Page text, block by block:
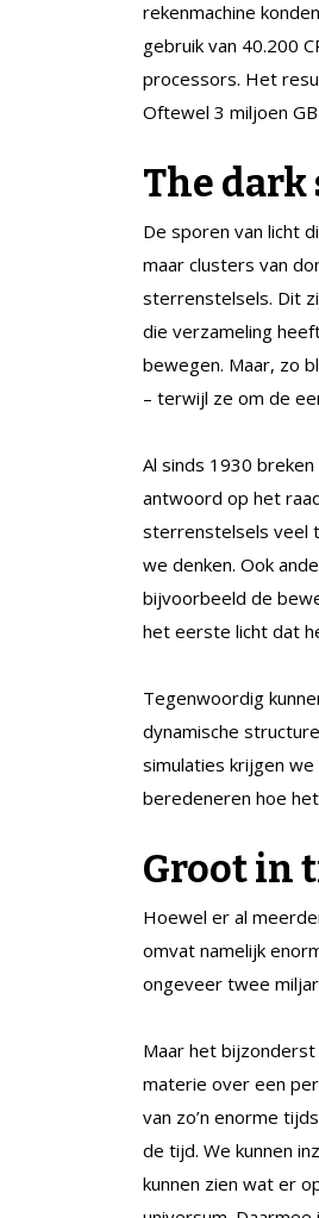
rekenmachine
gebruik van 40.200
processors. Het
Oftewel 3 miljoen
The dark
De sporen van licht
maar clusters van
sterrenstelsels. Dit
die verzameling
bewegen. Maar, zo
– terwijl ze om de
Al sinds 1930
antwoord op het
sterrenstelsels veel
we denken. Ook
bijvoorbeeld de
het eerste licht dat
Tegenwoordig
dynamische
simulaties krijgen
beredeneren hoe
Groot in
Hoewel er al
omvat namelijk
ongeveer twee
Maar het
materie over een
van zo’n enorme
de tijd. We kunnen
kunnen zien wat er